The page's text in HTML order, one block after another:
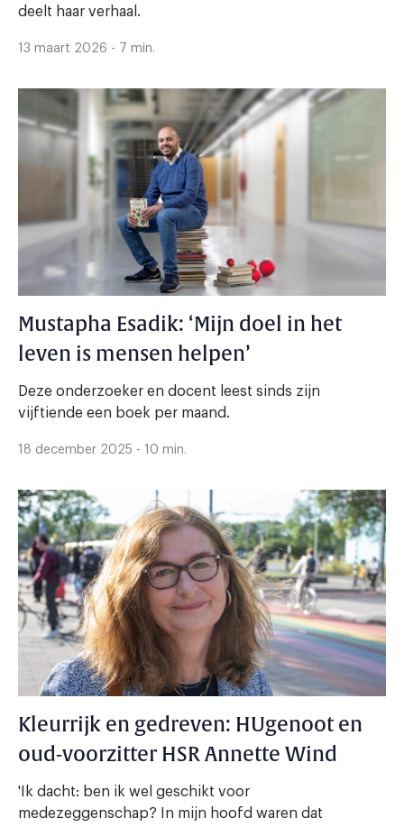
deelt haar verhaal.
13 maart 2026 - 7 min.
Mustapha Esadik: ‘Mijn doel in het
leven is mensen helpen’
Deze onderzoeker en docent leest sinds zijn
vijftiende een boek per maand.
18 december 2025 - 10 min.
Kleurrijk en gedreven: HUgenoot en
oud-voorzitter HSR Annette Wind
'Ik dacht: ben ik wel geschikt voor
medezeggenschap? In mijn hoofd waren dat